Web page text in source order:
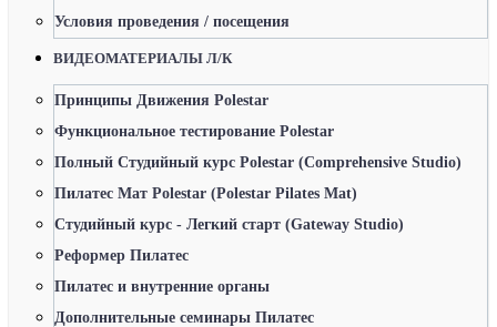
Условия проведения / посещения
ВИДЕОМАТЕРИАЛЫ Л/К
Принципы Движения Polestar
Функциональное тестирование Polestar
Полный Студийный курс Polestar (Comprehensive Studio)
Пилатес Мат Polestar (Polestar Pilates Mat)
Студийный курс - Легкий старт (Gateway Studio)
Реформер Пилатес
Пилатес и внутренние органы
Дополнительные семинары Пилатес